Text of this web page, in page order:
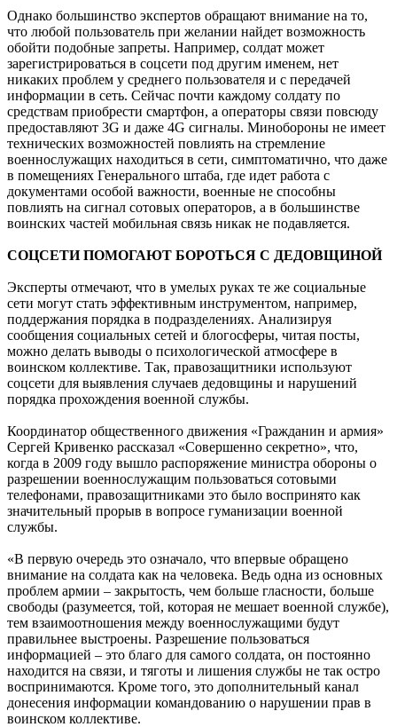
Однако большинство экспертов обращают внимание на то,
что любой пользователь при желании найдет возможность
обойти подобные запреты. Например, солдат может
зарегистрироваться в соцсети под другим именем, нет
никаких проблем у среднего пользователя и с передачей
информации в сеть. Сейчас почти каждому солдату по
средствам приобрести смартфон, а операторы связи повсюду
предоставляют 3G и даже 4G сигналы. Минобороны не имеет
технических возможностей повлиять на стремление
военнослужащих находиться в сети, симптоматично, что даже
в помещениях Генерального штаба, где идет работа с
документами особой важности, военные не способны
повлиять на сигнал сотовых операторов, а в большинстве
воинских частей мобильная связь никак не подавляется.
СОЦСЕТИ ПОМОГАЮТ БОРОТЬСЯ С ДЕДОВЩИНОЙ
Эксперты отмечают, что в умелых руках те же социальные
сети могут стать эффективным инструментом, например,
поддержания порядка в подразделениях. Анализируя
сообщения социальных сетей и блогосферы, читая посты,
можно делать выводы о психологической атмосфере в
воинском коллективе. Так, правозащитники используют
соцсети для выявления случаев дедовщины и нарушений
порядка прохождения военной службы.
Координатор общественного движения «Гражданин и армия»
Сергей Кривенко рассказал «Совершенно секретно», что,
когда в 2009 году вышло распоряжение министра обороны о
разрешении военнослужащим пользоваться сотовыми
телефонами, правозащитниками это было воспринято как
значительный прорыв в вопросе гуманизации военной
службы.
«В первую очередь это означало, что впервые обращено
внимание на солдата как на человека. Ведь одна из основных
проблем армии – закрытость, чем больше гласности, больше
свободы (разумеется, той, которая не мешает военной службе),
тем взаимоотношения между военнослужащими будут
правильнее выстроены. Разрешение пользоваться
информацией – это благо для самого солдата, он постоянно
находится на связи, и тяготы и лишения службы не так остро
воспринимаются. Кроме того, это дополнительный канал
донесения информации командованию о нарушении прав в
воинском коллективе.